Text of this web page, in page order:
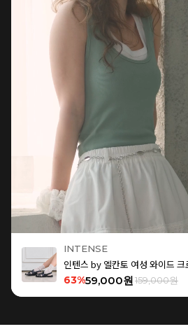
INTENSE
63%59,000원 159,000원